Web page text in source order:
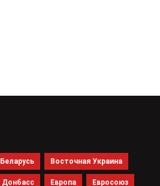
Беларусь Восточная Украина
Донбасс Европа Евросоюз